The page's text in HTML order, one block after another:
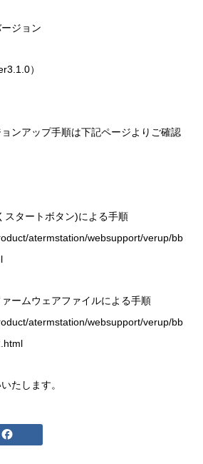
ジョン
）
ンアップ手順は下記ページよりご確認
スタートボタン)による手順
atermstation/websupport/verup/bb
ームウェアファイルによる手順
atermstation/websupport/verup/bb
たします。